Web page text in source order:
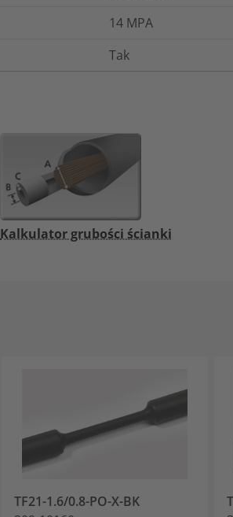
14 MPA
Tak
Kalkulator grubości ścianki
TF21-1.6/0.8-PO-X-BK